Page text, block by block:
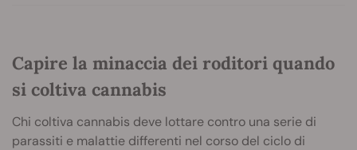
Capire la minaccia dei roditori quando
si coltiva cannabis
Chi coltiva cannabis deve lottare contro una serie di
parassiti e malattie differenti nel corso del ciclo di